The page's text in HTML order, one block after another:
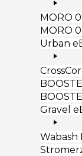
MORO
MORO
Urban
Gravel
Wabash